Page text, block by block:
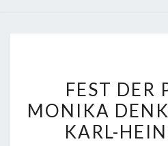
FEST DER
MONIKA
KARL-